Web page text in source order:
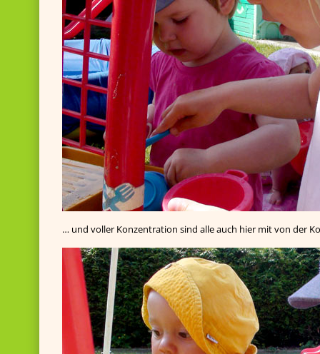
… und voller Konzentration sind alle auch hier mit von der